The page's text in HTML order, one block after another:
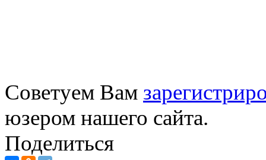
Советуем Вам
юзером нашего сайта.
Поделиться